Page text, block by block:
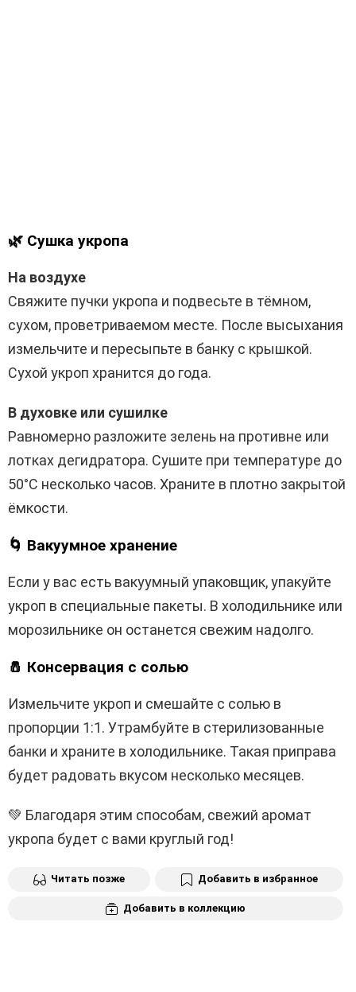
🌿 Сушка укропа
На воздухе
Свяжите пучки укропа и подвесьте в тёмном,
сухом, проветриваемом месте. После высыхания
измельчите и пересыпьте в банку с крышкой.
Сухой укроп хранится до года.
В духовке или сушилке
Равномерно разложите зелень на противне или
лотках дегидратора. Сушите при температуре до
50°C несколько часов. Храните в плотно закрытой
ёмкости.
🌀 Вакуумное хранение
Если у вас есть вакуумный упаковщик, упакуйте
укроп в специальные пакеты. В холодильнике или
морозильнике он останется свежим надолго.
🧂 Консервация с солью
Измельчите укроп и смешайте с солью в
пропорции 1:1. Утрамбуйте в стерилизованные
банки и храните в холодильнике. Такая приправа
будет радовать вкусом несколько месяцев.
💚 Благодаря этим способам, свежий аромат
укропа будет с вами круглый год!
Читать позже Добавить в избранное
Добавить в коллекцию